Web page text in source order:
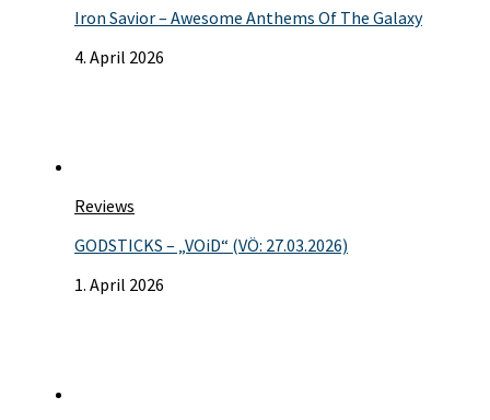
Iron Savior – Awesome Anthems Of The Galaxy
4. April 2026
Reviews
GODSTICKS – „VOiD“ (VÖ: 27.03.2026)
1. April 2026